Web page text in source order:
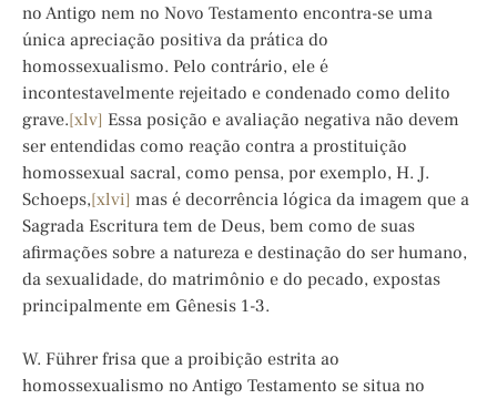
no Antigo nem no Novo Testamento encontra-se uma
única apreciação positiva da prática do
homossexualismo. Pelo contrário, ele é
incontestavelmente rejeitado e condenado como delito
grave.[xlv] Essa posição e avaliação negativa não devem
ser entendidas como reação contra a prostituição
homossexual sacral, como pensa, por exemplo, H. J.
Schoeps,[xlvi] mas é decorrência lógica da imagem que a
Sagrada Escritura tem de Deus, bem como de suas
afirmações sobre a natureza e destinação do ser humano,
da sexualidade, do matrimônio e do pecado, expostas
principalmente em Gênesis 1-3.
W. Führer frisa que a proibição estrita ao
homossexualismo no Antigo Testamento se situa no